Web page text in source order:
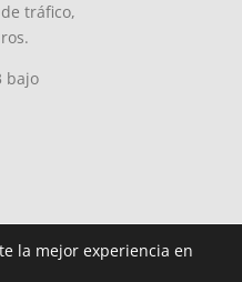
tráfico,
bajo
la mejor experiencia en